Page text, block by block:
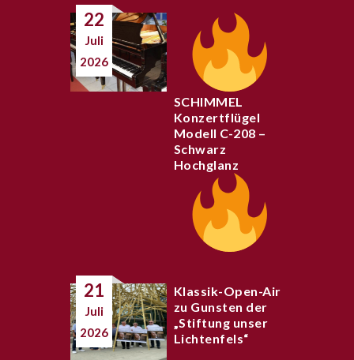
22
Juli
2026
SCHIMMEL
Konzertflügel
Modell C-208 –
Schwarz
Hochglanz
21
Juli
2026
Klassik-Open-Air
zu Gunsten der
„Stiftung unser
Lichtenfels“